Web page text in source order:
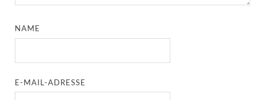
NAME
E-MAIL-ADRESSE